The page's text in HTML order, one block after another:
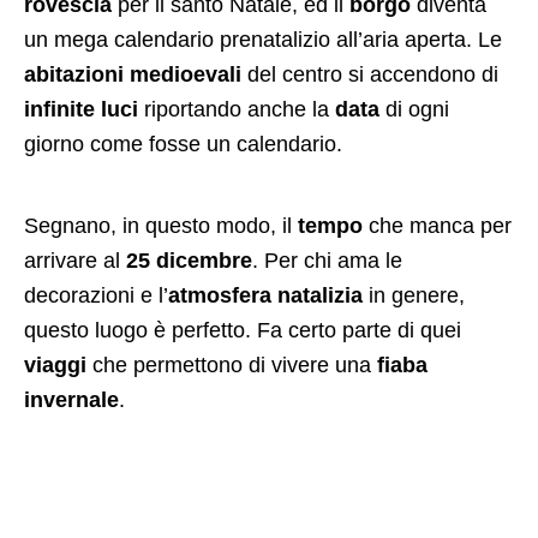
un mega calendario prenatalizio all’aria aperta. Le
abitazioni medioevali del centro si accendono di
infinite luci riportando anche la data di ogni
giorno come fosse un calendario.
Segnano, in questo modo, il tempo che manca per
arrivare al 25 dicembre. Per chi ama le
decorazioni e l’atmosfera natalizia in genere,
questo luogo è perfetto. Fa certo parte di quei
viaggi che permettono di vivere una fiaba
invernale.